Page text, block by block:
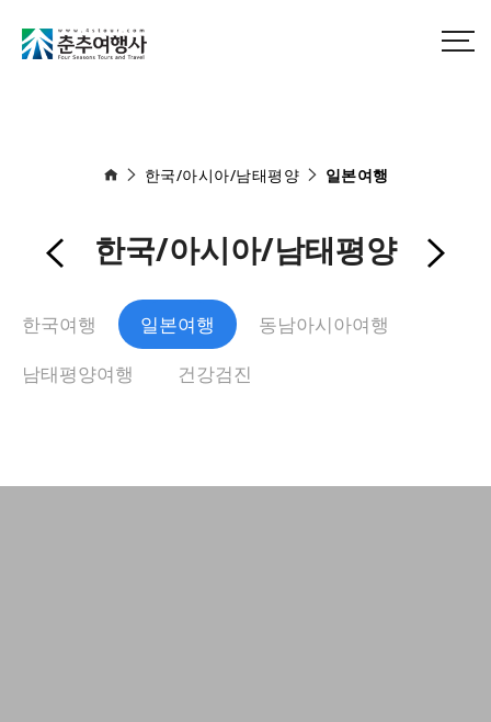
한국/아시아/남태평양 일본여행
한국/아시아/남태평양
한국여행 일본여행
동남아시아여행
남태평양여행
건강검진